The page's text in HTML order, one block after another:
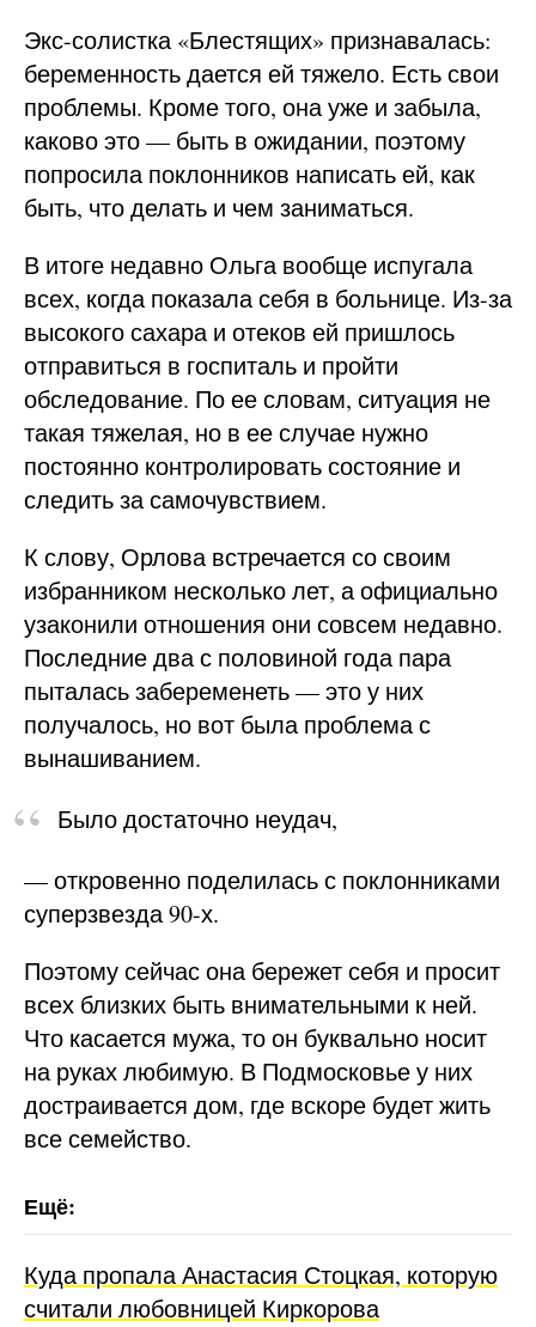
Экс-солистка «Блестящих» признавалась:
беременность дается ей тяжело. Есть свои
проблемы. Кроме того, она уже и забыла,
каково это — быть в ожидании, поэтому
попросила поклонников написать ей, как
быть, что делать и чем заниматься.
В итоге недавно Ольга вообще испугала
всех, когда показала себя в больнице. Из-за
высокого сахара и отеков ей пришлось
отправиться в госпиталь и пройти
обследование. По ее словам, ситуация не
такая тяжелая, но в ее случае нужно
постоянно контролировать состояние и
следить за самочувствием.
К слову, Орлова встречается со своим
избранником несколько лет, а официально
узаконили отношения они совсем недавно.
Последние два с половиной года пара
пыталась забеременеть — это у них
получалось, но вот была проблема с
вынашиванием.
Было достаточно неудач,
— откровенно поделилась с поклонниками
суперзвезда 90-х.
Поэтому сейчас она бережет себя и просит
всех близких быть внимательными к ней.
Что касается мужа, то он буквально носит
на руках любимую. В Подмосковье у них
достраивается дом, где вскоре будет жить
все семейство.
Куда пропала Анастасия Стоцкая, которую
считали любовницей Киркорова